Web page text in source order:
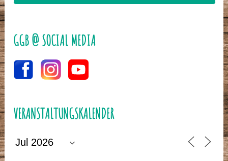
GGB @ SOCIAL MEDIA
VERANSTALTUNGSKALENDER